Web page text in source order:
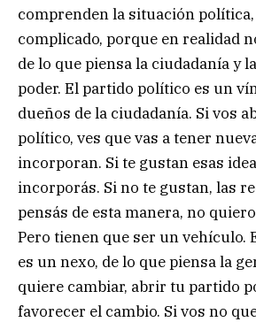
comprenden la situación
complicado, porque en realidad
de lo que piensa la ciudadanía y
poder. El partido político es un
dueños de la ciudadanía. Si vos
político, ves que vas a tener
incorporan. Si te gustan esas
incorporás. Si no te gustan, las
pensás de esta manera, no
Pero tienen que ser un vehículo.
es un nexo, de lo que piensa la
quiere cambiar, abrir tu partido
favorecer el cambio. Si vos no